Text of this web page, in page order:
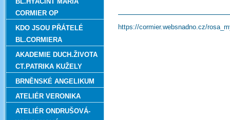
https://cormier.websnadno.cz/
CORMIER OP
KDO JSOU PŘÁTELÉ
BL.CORMIERA
AKADEMIE DUCH.ŽIVOTA
CT.PATRIKA KUŽELY
BRNĚNSKÉ ANGELIKUM
ATELIÉR VERONIKA
ATELIÉR ONDRUŠOVÁ-